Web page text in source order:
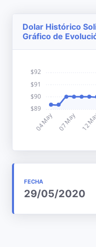
Dolar Histórico
Gráfico de
FECHA
29/05/2020